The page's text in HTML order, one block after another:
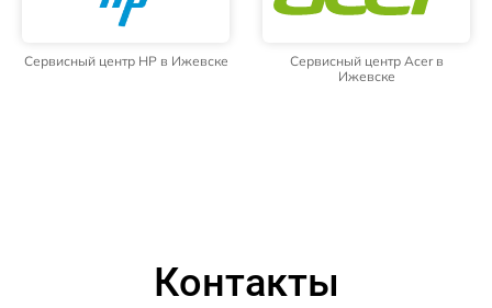
Сервисный центр HP в Ижевске
Сервисный центр Acer в
Ижевске
Контакты